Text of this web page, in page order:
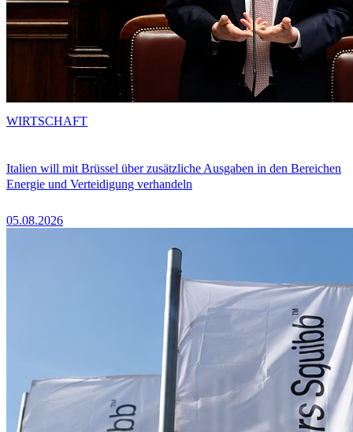
Italien will mit Brüssel über zusätzliche Ausgaben in den Bereichen
Energie und Verteidigung verhandeln
05.08.2026
WIRTSCHAFT